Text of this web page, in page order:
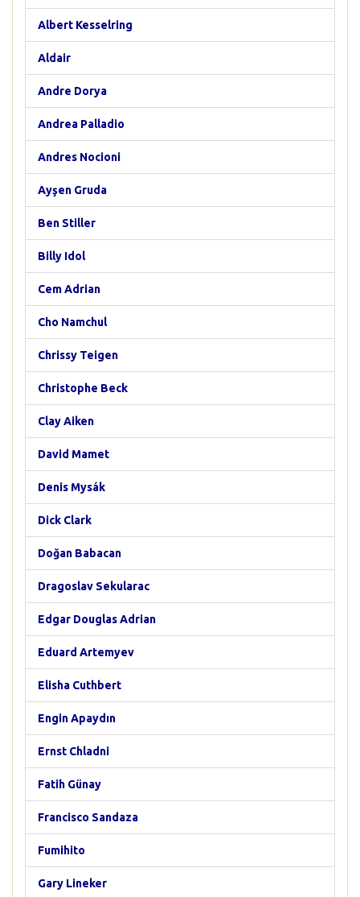
Albert Kesselring
Aldair
Andre Dorya
Andrea Palladio
Andres Nocioni
Ayşen Gruda
Ben Stiller
Billy Idol
Cem Adrian
Cho Namchul
Chrissy Teigen
Christophe Beck
Clay Aiken
David Mamet
Denis Mysák
Dick Clark
Doğan Babacan
Dragoslav Sekularac
Edgar Douglas Adrian
Eduard Artemyev
Elisha Cuthbert
Engin Apaydın
Ernst Chladni
Fatih Günay
Francisco Sandaza
Fumihito
Gary Lineker